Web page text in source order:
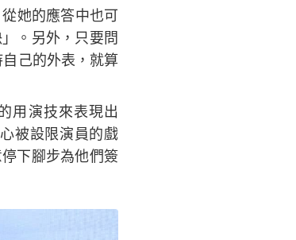
她的應答中也可
。另外，只要問
己的外表，就算
用演技來表現出
被設限演員的戲
下腳步為他們簽